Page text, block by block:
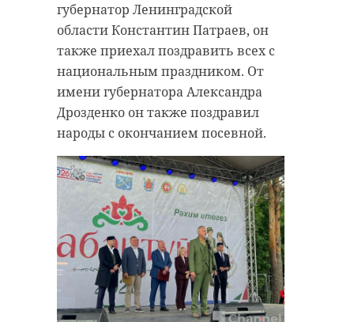
губернатор Ленинградской
области Константин Патраев, он
также приехал поздравить всех с
национальным праздником. От
имени губернатора Александра
Дрозденко он также поздравил
народы с окончанием посевной.